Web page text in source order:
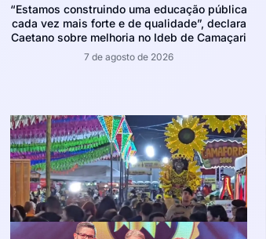
“Estamos construindo uma educação pública
cada vez mais forte e de qualidade”, declara
Caetano sobre melhoria no Ideb de Camaçari
7 de agosto de 2026